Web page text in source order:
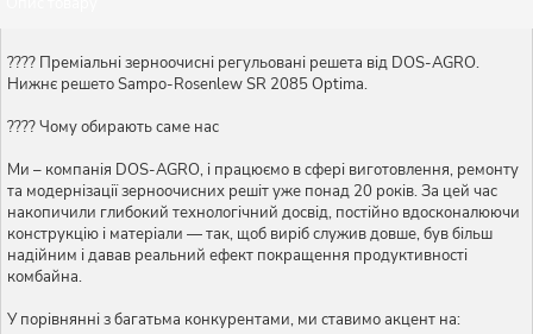
???? Преміальні зерноочисні регульовані решета від DOS-AGRO.
Нижнє решето Sampo-Rosenlew SR 2085 Optima.
???? Чому обирають саме нас
Ми – компанія DOS-AGRO, і працюємо в сфері виготовлення, ремонту
та модернізації зерноочисних решіт уже понад 20 років. За цей час
накопичили глибокий технологічний досвід, постійно вдосконалюючи
конструкцію і матеріали — так, щоб виріб служив довше, був більш
надійним і давав реальний ефект покращення продуктивності
комбайна.
У порівнянні з багатьма конкурентами, ми ставимо акцент на: